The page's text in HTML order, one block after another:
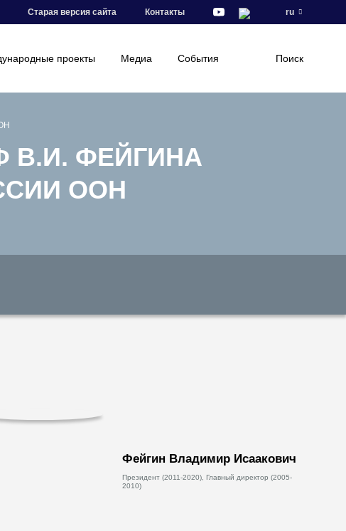
Старая версия сайта Контакты ru
проекты Медиа События Поиск
В.И. ФЕЙГИНА
ООН
Фейгин Владимир Исаакович
Президент (2011-2020), Главный директор (2005-
2010)